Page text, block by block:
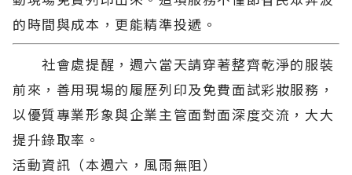
的時間與成本，更能精準投遞。
社會處提醒，週六當天請穿著整齊乾淨的服裝
前來，善用現場的履歷列印及免費面試彩妝服務，
以優質專業形象與企業主管面對面深度交流，大大
提升錄取率。
活動資訊（本週六，風雨無阻）